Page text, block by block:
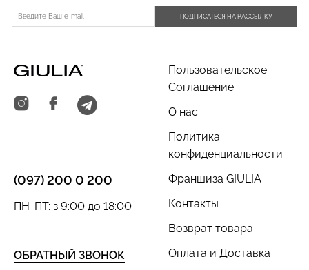
ПОДПИСАТЬСЯ НА РАССЫЛКУ
Пользовательское
Соглашение
О нас
Политика
конфиденциальности
Франшиза GIULIA
Контакты
Возврат товара
Оплата и Доставка
(097) 200 0 200
ОБРАТНЫЙ ЗВОНОК
ПН-ПТ: з 9:00 до 18:00
Велосипедки с пуш-ап
TRACKS SHAPE black
Топ на бретелях в рубчик
CAMI TOP RIB black